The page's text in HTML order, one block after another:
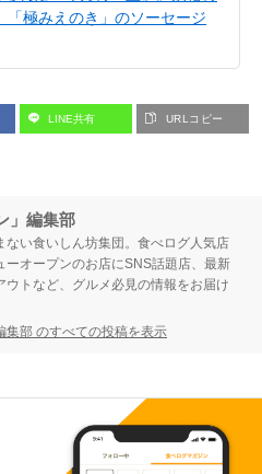
「極みえのき」のソーセージ
LINE共有 URLコピー
」編集部
ない食いしん坊集団。食べログ人気店
ーオープンのお店にSNS話題店、最新
ウトなど、グルメ必見の情報をお届け
集部 のすべての投稿を表示